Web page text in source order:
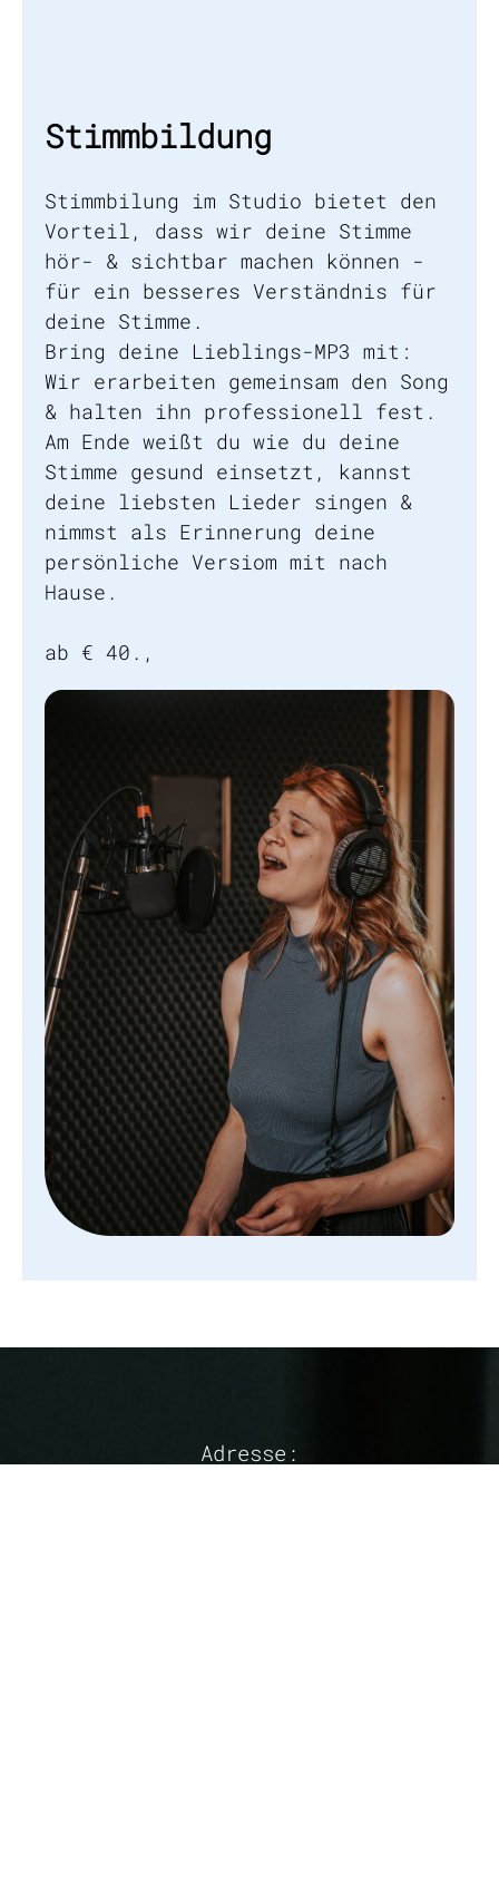
Stimmbildung
Stimmbilung im Studio bietet den
Vorteil, dass wir deine Stimme
hör- & sichtbar machen können -
für ein besseres Verständnis für
deine Stimme.
Bring deine Lieblings-MP3 mit:
Wir erarbeiten gemeinsam den Song
& halten ihn professionell fest.
Am Ende weißt du wie du deine
Stimme gesund einsetzt, kannst
deine liebsten Lieder singen &
nimmst als Erinnerung deine
persönliche Versiom mit nach
Hause.
ab € 40.,
Adresse: